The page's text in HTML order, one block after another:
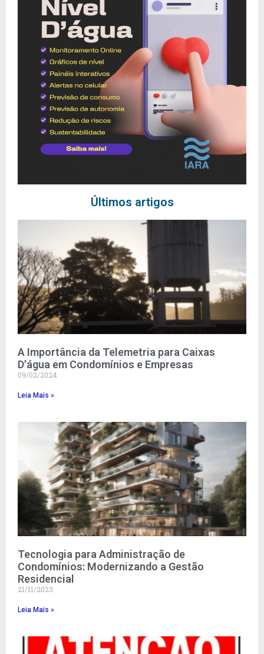
Últimos artigos
A Importância da Telemetria para Caixas
D’água em Condomínios e Empresas
09/02/2024
Leia Mais »
Tecnologia para Administração de
Condomínios: Modernizando a Gestão
Residencial
21/11/2023
Leia Mais »